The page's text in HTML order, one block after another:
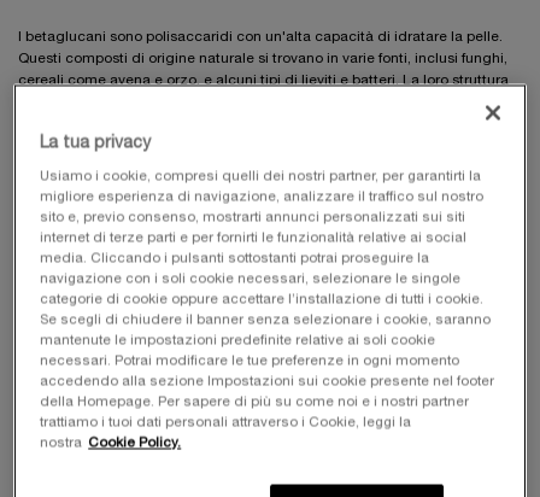
I betaglucani sono polisaccaridi con un'alta capacità di idratare la pelle.
Questi composti di origine naturale si trovano in varie fonti, inclusi funghi,
cereali come avena e orzo, e alcuni tipi di lieviti e batteri. La loro struttura
origine. Tuttavia, la loro funzione principale come idratanti naturali rimane
costante. Questa diversità strutturale influisce sull'efficacia dei betaglucani
in differenti applicazioni, compresa la skincare, dove la capacità di legare
l'acqua si traduce in benefici visibili sulla pelle.
Benefici dei betaglucani per la pelle
I betaglucani offrono una serie di vantaggi quando applicati sulla pelle:
Idratazione: attraggono e trattengono le molecole d'acqua, fornendo
un'idratazione duratura.
La tua privacy
Usiamo i cookie, compresi quelli dei nostri partner, per garantirti la
migliore esperienza di navigazione, analizzare il traffico sul nostro
sito e, previo consenso, mostrarti annunci personalizzati sui siti
internet di terze parti e per fornirti le funzionalità relative ai social
media. Cliccando i pulsanti sottostanti potrai proseguire la
navigazione con i soli cookie necessari, selezionare le singole
categorie di cookie oppure accettare l’installazione di tutti i cookie.
Se scegli di chiudere il banner senza selezionare i cookie, saranno
mantenute le impostazioni predefinite relative ai soli cookie
necessari. Potrai modificare le tue preferenze in ogni momento
accedendo alla sezione Impostazioni sui cookie presente nel footer
della Homepage. Per sapere di più su come noi e i nostri partner
trattiamo i tuoi dati personali attraverso i Cookie, leggi la
nostra Cookie Policy.